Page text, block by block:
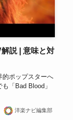
説 | 意味と対
的ポップスターへ
「Bad Blood」
洋楽ナビ編集部